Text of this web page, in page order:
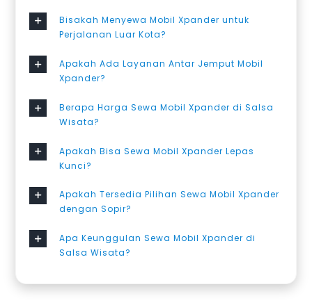
Bisakah Menyewa Mobil Xpander untuk
Perjalanan Luar Kota?
Apakah Ada Layanan Antar Jemput Mobil
Xpander?
Berapa Harga Sewa Mobil Xpander di Salsa
Wisata?
Apakah Bisa Sewa Mobil Xpander Lepas
Kunci?
Apakah Tersedia Pilihan Sewa Mobil Xpander
dengan Sopir?
Apa Keunggulan Sewa Mobil Xpander di
Salsa Wisata?